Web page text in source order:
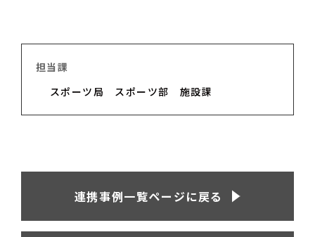
担当課
スポーツ局 スポーツ部 施設課
連携事例一覧ページに戻る